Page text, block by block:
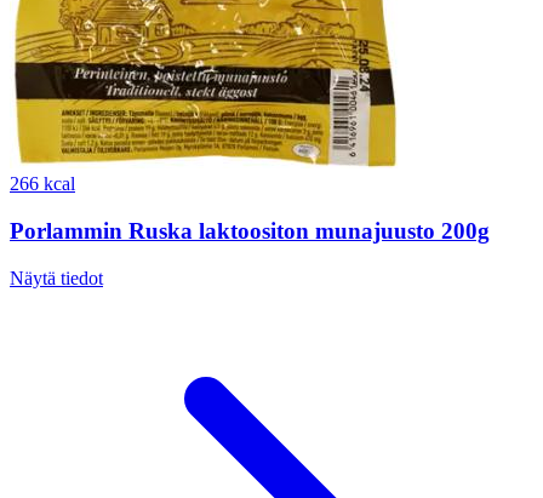
266 kcal
Porlammin Ruska laktoositon munajuusto 200g
Näytä tiedot